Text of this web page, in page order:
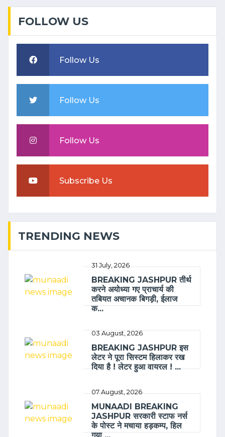
FOLLOW US
Follow Us
Follow Us
Follow Us
Subscribe Us
TRENDING NEWS
31 July, 2026
BREAKING JASHPUR तीर्थ
करने अयोध्या गए प्राचार्य की
तबियत अचानक बिगड़ी, ईलाज
क...
03 August, 2026
BREAKING JASHPUR इस
लेटर ने पूरा सिस्टम हिलाकर रख
दिया है ! लेटर हुआ वायरल ! ...
07 August, 2026
MUNAADI BREAKING
JASHPUR सरकारी स्टाफ नर्स
के पोस्ट ने मचाया हड़कम्प, हिल
गया ...